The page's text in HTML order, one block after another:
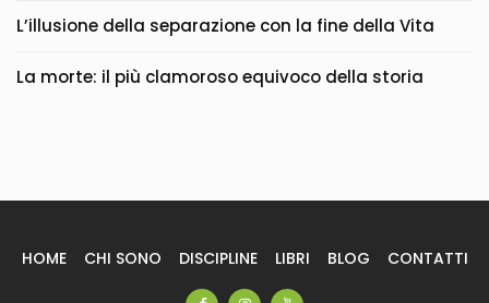
L’illusione della separazione con la fine della Vita
La morte: il più clamoroso equivoco della storia
HOME CHI SONO DISCIPLINE LIBRI BLOG CONTATTI